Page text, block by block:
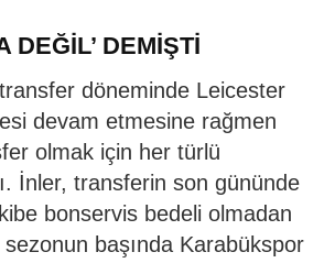
DEĞİL’ DEMİŞTİ
döneminde Leicester
devam etmesine rağmen
olmak için her türlü
İnler, transferin son gününde
bonservis bedeli olmadan
sezonun başında Karabükspor